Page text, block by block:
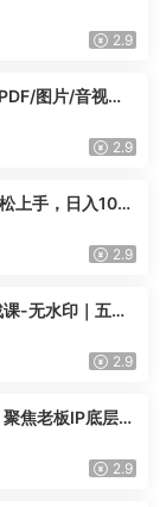
2.9
图片/音视频/
2.9
上手，日入100
2.9
-无水印｜五力
2.9
焦老板IP底层逻
2.9